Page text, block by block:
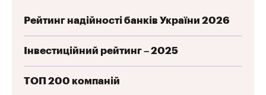
Рейтинг надійності банків України 2026
Інвестиційний рейтинг – 2025
ТОП 200 компаній